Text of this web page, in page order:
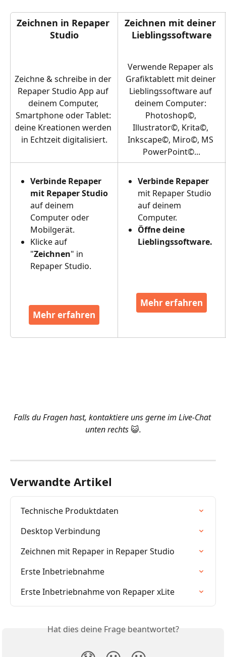
Zeichnen in Repaper
Studio
Zeichne & schreibe in der
Repaper Studio App auf
deinem Computer,
Smartphone oder Tablet:
deine Kreationen werden
in Echtzeit digitalisiert.
Zeichnen mit deiner
Lieblingssoftware
Verwende Repaper als
Grafiktablett mit deiner
Lieblingssoftware auf
deinem Computer:
Photoshop©,
Illustrator©, Krita©,
Inkscape©, Miro©, MS
PowerPoint©...
Verbinde Repaper
mit Repaper Studio
auf deinem
Computer oder
Mobilgerät.
Klicke auf
"Zeichnen" in
Repaper Studio.
Mehr erfahren
Verbinde Repaper
mit Repaper Studio
auf deinem
Computer.
Öffne deine
Lieblingssoftware.
Mehr erfahren
Falls du Fragen hast, kontaktiere uns gerne im Live-Chat
unten rechts 😺.
Verwandte Artikel
Technische Produktdaten
Desktop Verbindung
Zeichnen mit Repaper in Repaper Studio
Erste Inbetriebnahme
Erste Inbetriebnahme von Repaper xLite
Hat dies deine Frage beantwortet?